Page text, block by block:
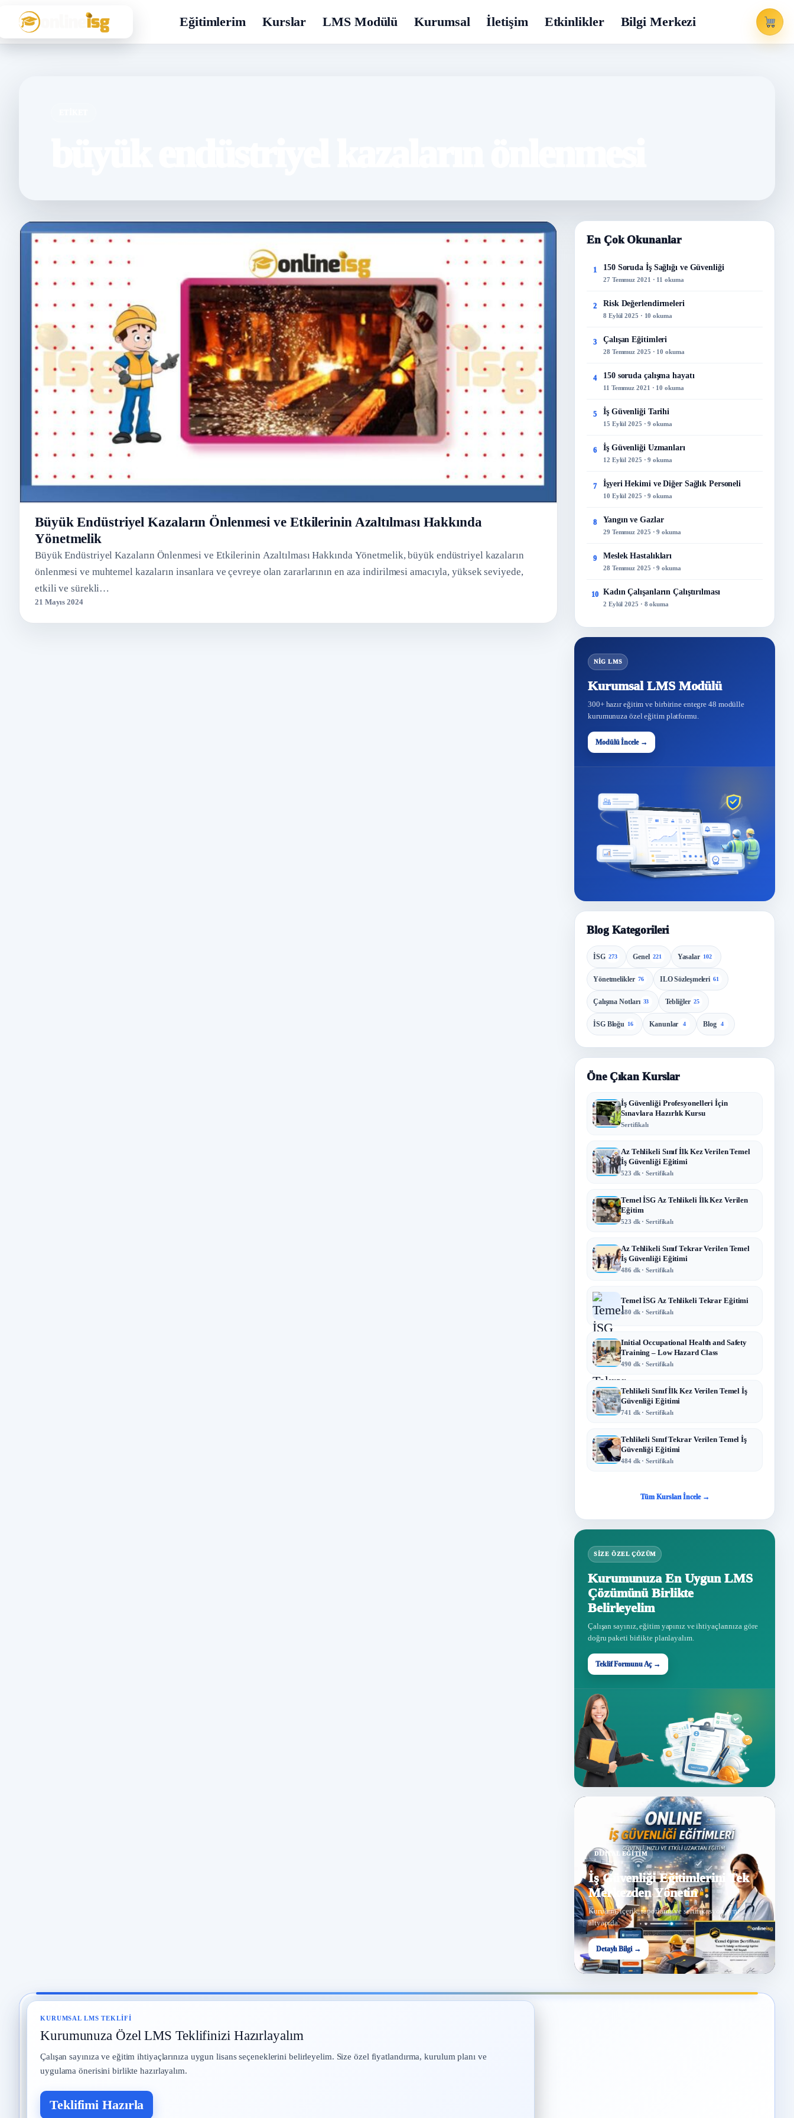
Eğitimlerim Kurslar LMS Modülü Kurumsal İletişim Etkinlikler Bilgi Merkezi
Büyük Endüstriyel Kazaların Önlenmesi ve Etkilerinin Azaltılması Hakkında
Yönetmelik
Büyük Endüstriyel Kazaların Önlenmesi ve Etkilerinin Azaltılması Hakkında Yönetmelik, büyük endüstriyel kazaların
önlenmesi ve muhtemel kazaların insanlara ve çevreye olan zararlarının en aza indirilmesi amacıyla, yüksek seviyede,
etkili ve sürekli…
21 Mayıs 2024
En Çok Okunanlar
1 150 Soruda İş Sağlığı ve Güvenliği
27 Temmuz 2021 · 11 okuma
2 Risk Değerlendirmeleri
8 Eylül 2025 · 10 okuma
3 Çalışan Eğitimleri
28 Temmuz 2025 · 10 okuma
4 150 soruda çalışma hayatı
11 Temmuz 2021 · 10 okuma
5 İş Güvenliği Tarihi
15 Eylül 2025 · 9 okuma
6 İş Güvenliği Uzmanları
12 Eylül 2025 · 9 okuma
7 İşyeri Hekimi ve Diğer Sağlık Personeli
10 Eylül 2025 · 9 okuma
8 Yangın ve Gazlar
29 Temmuz 2025 · 9 okuma
9 Meslek Hastalıkları
28 Temmuz 2025 · 9 okuma
10 Kadın Çalışanların Çalıştırılması
2 Eylül 2025 · 8 okuma
NİG LMS
Kurumsal LMS Modülü
300+ hazır eğitim ve birbirine entegre 48 modülle
kurumunuza özel eğitim platformu.
Modülü İncele →
Blog Kategorileri
İSG 273 Genel 221 Yasalar 102
Yönetmelikler 76 ILO Sözleşmeleri 61
Çalışma Notları 33 Tebliğler 25
İSG Bloğu 16 Kanunlar 4 Blog 4
Öne Çıkan Kurslar
İş Güvenliği Profesyonelleri İçin
Sınavlara Hazırlık Kursu
Sertifikalı
Az Tehlikeli Sınıf İlk Kez Verilen Temel
İş Güvenliği Eğitimi
523 dk · Sertifikalı
Temel İSG Az Tehlikeli İlk Kez Verilen
Eğitim
523 dk · Sertifikalı
Az Tehlikeli Sınıf Tekrar Verilen Temel
İş Güvenliği Eğitimi
486 dk · Sertifikalı
Temel İSG Az Tehlikeli Tekrar Eğitimi
480 dk · Sertifikalı
Initial Occupational Health and Safety
Training – Low Hazard Class
490 dk · Sertifikalı
Tehlikeli Sınıf İlk Kez Verilen Temel İş
Güvenliği Eğitimi
741 dk · Sertifikalı
Tehlikeli Sınıf Tekrar Verilen Temel İş
Güvenliği Eğitimi
484 dk · Sertifikalı
Tüm Kursları İncele →
SIZE ÖZEL ÇÖZÜM
Kurumunuza En Uygun LMS
Çözümünü Birlikte
Belirleyelim
Çalışan sayınız, eğitim yapınız ve ihtiyaçlarınıza göre
doğru paketi birlikte planlayalım.
Teklif Formunu Aç →
DIJITAL EĞITIM
İş Güvenliği Eğitimlerini Tek
Merkezden Yönetin
Kurulum, içerik, raporlama ve sertifikasyon aynı
altyapıda.
Detaylı Bilgi →
KURUMSAL LMS TEKLIFI
Kurumunuza Özel LMS Teklifinizi Hazırlayalım
Çalışan sayınıza ve eğitim ihtiyaçlarınıza uygun lisans seçeneklerini belirleyelim. Size özel fiyatlandırma, kurulum planı ve
uygulama önerisini birlikte hazırlayalım.
Teklifimi Hazırla